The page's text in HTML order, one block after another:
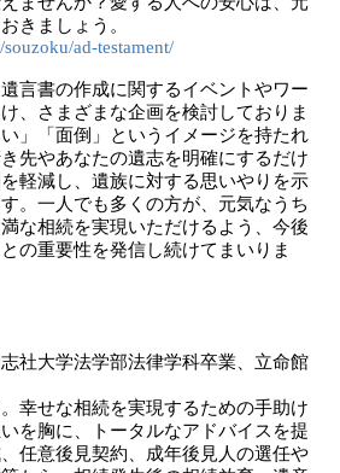
きましょう。
ad-testament/
言書の作成に関するイベントやワー
、さまざまな企画を検討しておりま
」「面倒」というイメージを持たれ
先やあなたの遺志を明確にするだけ
軽減し、遺族に対する思いやりを示
。一人でも多くの方が、元気なうち
な相続を実現いただけるよう、今後
の重要性を発信し続けてまいりま
社大学法学部法律学科卒業、立命館
幸せな相続を実現するための手助け
を胸に、トータルなアドバイスを提
任意後見契約、成年後見人の選任や